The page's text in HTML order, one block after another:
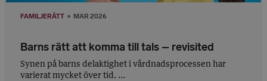
FAMILJERÄTT MAR 2026
Barns rätt att komma till tals – revisited
Synen på barns delaktighet i vårdnadsprocessen har
varierat mycket över tid. ...